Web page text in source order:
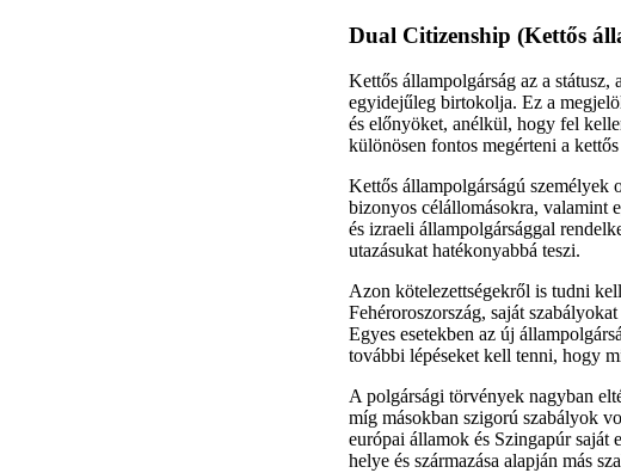
Dual Citizenship (Kettős
Kettős állampolgárság az a
egyidejűleg birtokolja. Ez a
és előnyöket, anélkül, hogy fel
különösen fontos megérteni a
Kettős állampolgárságú személyek
bizonyos célállomásokra, valamint
és izraeli állampolgársággal
utazásukat hatékonyabbá teszi.
Azon kötelezettségekről is tudni
Fehéroroszország, saját
Egyes esetekben az új
további lépéseket kell tenni, hogy
A polgársági törvények nagyban
míg másokban szigorú szabályok
európai államok és Szingapúr saját
helye és származása alapján más